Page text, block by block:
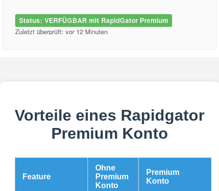
Status: VERFÜGBAR mit RapidGator Premium
Zuletzt überprüft: vor 12 Minuten